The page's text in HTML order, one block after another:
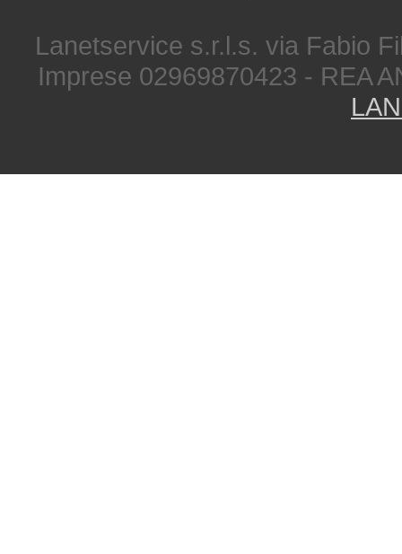
Lanetservice s.r.l.s. via Fabio
Imprese 02969870423 - REA